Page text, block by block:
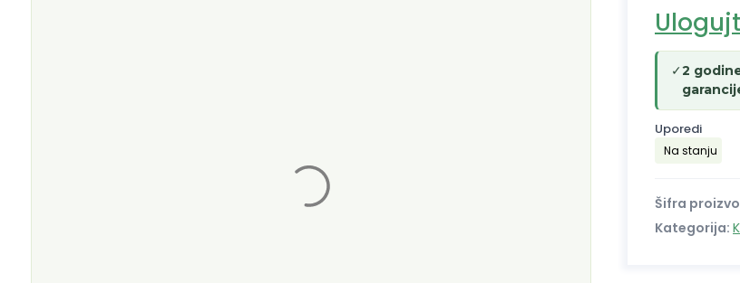
✓2
Uporedi
Na stanju
Šifra
Kategorija: